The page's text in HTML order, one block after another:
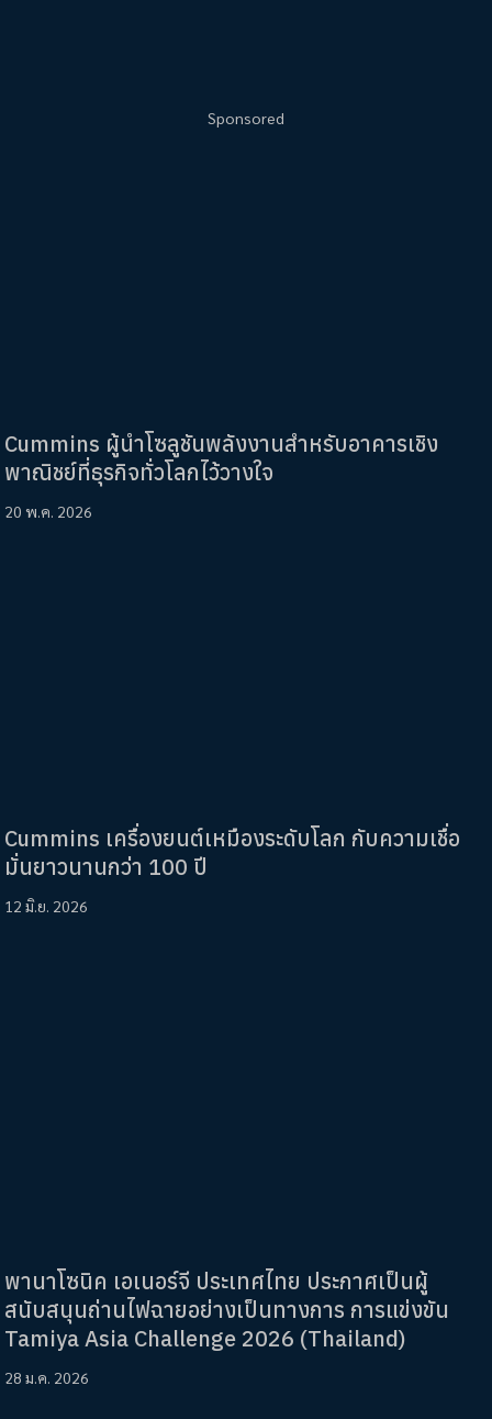
Sponsored
Cummins ผู้นำโซลูชันพลังงานสำหรับอาคารเชิง
พาณิชย์ที่ธุรกิจทั่วโลกไว้วางใจ
20 พ.ค. 2026
Cummins เครื่องยนต์เหมืองระดับโลก กับความเชื่อ
มั่นยาวนานกว่า 100 ปี
12 มิ.ย. 2026
พานาโซนิค เอเนอร์จี ประเทศไทย ประกาศเป็นผู้
สนับสนุนถ่านไฟฉายอย่างเป็นทางการ การแข่งขัน
Tamiya Asia Challenge 2026 (Thailand)
28 ม.ค. 2026